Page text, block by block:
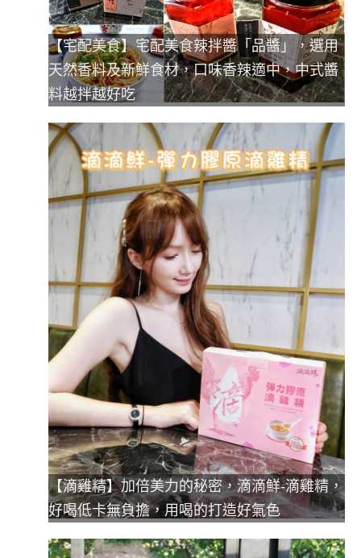
【宅配美食】宅配美食辣拌醬「品醬」，選用
天然香料及新鮮食材，口味香辣適中，中式醬
料越拌越好吃
【滴雞精】加倍美力的秘密，滴滴鮮-滴雞精，
好喝低卡無負擔，用喝的打造好氣色